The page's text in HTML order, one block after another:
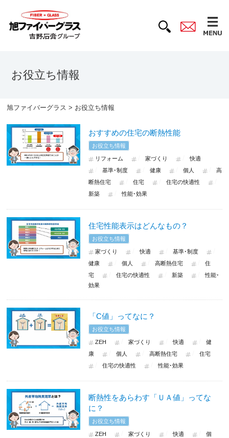
お役立ち情報
旭ファイバーグラス > お役立ち情報
おすすめの住宅の断熱性能
お役立ち情報
リフォーム 家づくり
快適
基準･制度
健康 個人
高
断熱住宅
住宅
住宅の快適性
新築
性能･効果
住宅性能表示はどんなもの？
お役立ち情報
家づくり 快適
基準･制度
健康
個人 高断熱住宅
住
宅
住宅の快適性 新築
性能･
効果
「C値」ってなに？
お役立ち情報
ZEH 家づくり 快適
健
康
個人 高断熱住宅
住宅
住宅の快適性
性能･効果
断熱性をあらわす「ＵＡ値」ってな
に？
お役立ち情報
ZEH 家づくり 快適
個